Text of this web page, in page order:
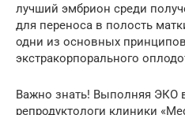
лучший эмбрион среди
для переноса в полость
одни из основных
экстракорпорального
Важно знать! Выполняя ЭКО
репродуктологи клиники